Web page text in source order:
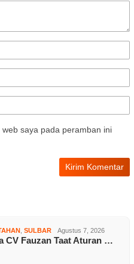
saya pada peramban ini
SULBAR Agustus 7, 2026
CV Fauzan Taat Aturan …